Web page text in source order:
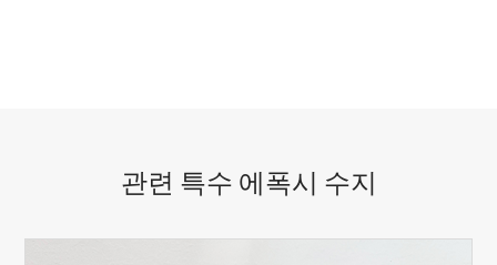
관련 특수 에폭시 수지